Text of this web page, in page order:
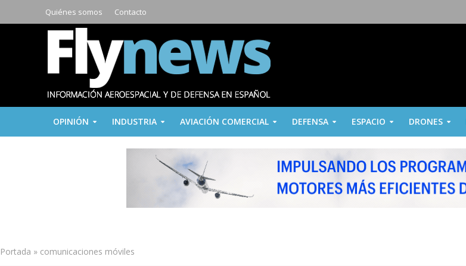
Quiénes somos Contacto
OPINIÓN INDUSTRIA AVIACIÓN COMERCIAL DEFENSA ESPACIO DRONES
Portada » comunicaciones móviles